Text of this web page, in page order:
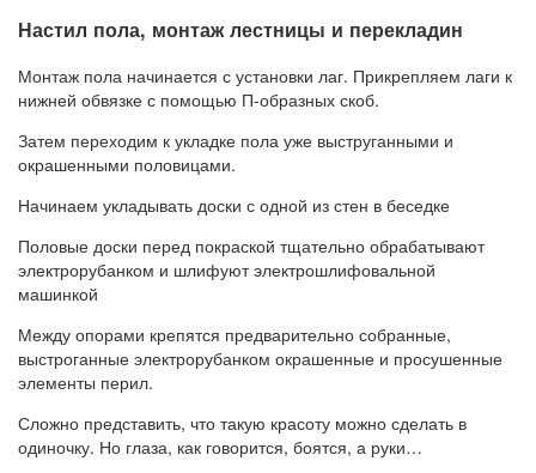
Настил пола, монтаж лестницы и перекладин
Монтаж пола начинается с установки лаг. Прикрепляем лаги к
нижней обвязке с помощью П-образных скоб.
Затем переходим к укладке пола уже выструганными и
окрашенными половицами.
Начинаем укладывать доски с одной из стен в беседке
Половые доски перед покраской тщательно обрабатывают
электрорубанком и шлифуют электрошлифовальной
машинкой
Между опорами крепятся предварительно собранные,
выстроганные электрорубанком окрашенные и просушенные
элементы перил.
Сложно представить, что такую ​​красоту можно сделать в
одиночку. Но глаза, как говорится, боятся, а руки…